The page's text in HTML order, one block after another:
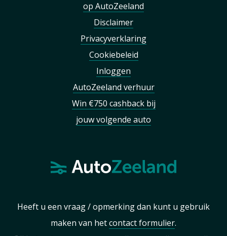
op AutoZeeland
Disclaimer
Privacyverklaring
Cookiebeleid
Inloggen
AutoZeeland verhuur
Win €750 cashback bij
jouw volgende auto
Heeft u een vraag / opmerking dan kunt u gebruik
maken van hetcontact formulier.